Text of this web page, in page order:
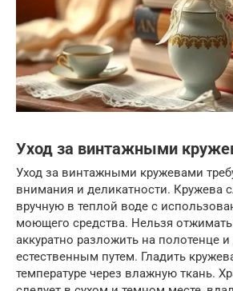
Уход за винтажными
Уход за винтажными кружевами
внимания и деликатности. Кружева
вручную в теплой воде с
моющего средства. Нельзя
аккуратно разложить на полотенце
естественным путем. Гладить
температуре через влажную ткань.